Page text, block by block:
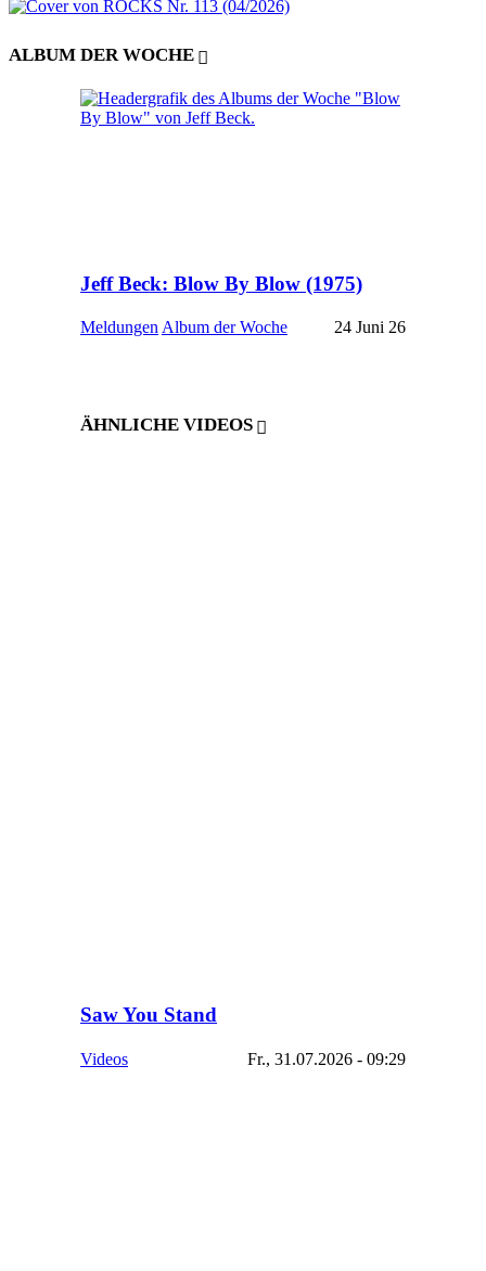
ALBUM DER WOCHE
Jeff Beck: Blow By Blow (1975)
Meldungen Album der Woche 24 Juni 26
ÄHNLICHE VIDEOS
Saw You Stand
Videos Fr., 31.07.2026 - 09:29